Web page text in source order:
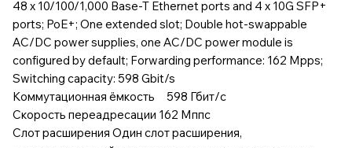
48 x 10/100/1,000 Base-T Ethernet ports and 4 x 10G SFP+
ports; PoE+; One extended slot; Double hot-swappable
AC/DC power supplies, one AC/DC power module is
configured by default; Forwarding performance: 162 Mpps;
Switching capacity: 598 Gbit/s
Коммутационная ёмкость 598 Гбит/с
Скорость переадресации 162 Мппс
Слот расширения Один слот расширения,